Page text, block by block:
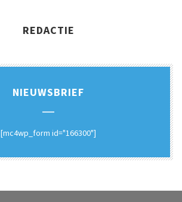
REDACTIE
NIEUWSBRIEF
[mc4wp_form id="166300"]